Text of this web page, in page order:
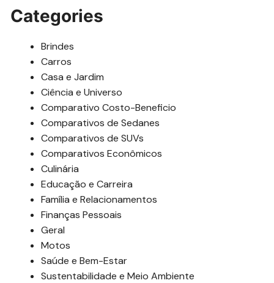
Categories
Brindes
Carros
Casa e Jardim
Ciência e Universo
Comparativo Costo-Beneficio
Comparativos de Sedanes
Comparativos de SUVs
Comparativos Econômicos
Culinária
Educação e Carreira
Família e Relacionamentos
Finanças Pessoais
Geral
Motos
Saúde e Bem-Estar
Sustentabilidade e Meio Ambiente